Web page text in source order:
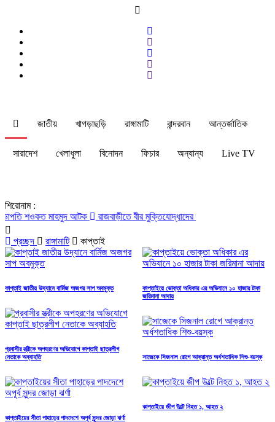
জাতীয় খাগড়াছড়ি রাঙ্গামাটি বান্দরবান আন্তর্জাতিক
সারাদেশ খেলাধুলা বিনোদন ফিচার অন্যান্য Live TV
শিরোনাম :
শওকত মাহমুদ আটক
রাজবাড়ীতে বীর মুক্তিযোদ্ধাদের জন্য সংরক্ষিত কবরস্থানে
প্রচ্ছদ রাঙ্গামাটি কাপ্তাই
কাপ্তাই জাতীয় উদ্যানে বার্মিজ অজগর সাপ অবমুক্ত
প্রবাসীর স্ত্রীকে অপহরণের অভিযোগে কাপ্তাই ছাত্রলীগ
নেতাকে অব্যাহতি
কাপ্তাইয়ের সীতা পাহাড়ের পাদদেশে অপূর্ব সুন্দর জোড়া ঝর্ণা
কাপ্তাইয়ে ভোক্তা অধিকার এর অভিযানে ১০ হাজার টাকা
জরিমানা আদায়
সাজেকে সিজনাল রোগে আক্রান্ত অর্ধশতাধিক শিশু-বয়স্ক
কাপ্তাইয়ে জীপ উল্টে নিহত ১, আহত ২